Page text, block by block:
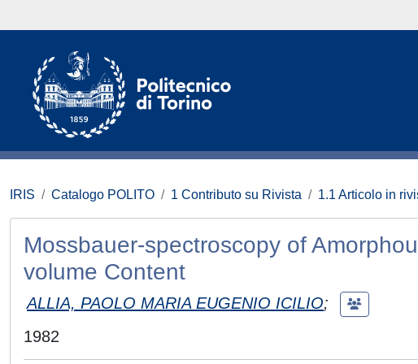
IRIS Catalogo POLITO 1 Contributo su Rivista 1.1 Articolo in
Mossbauer-spectroscopy of
volume Content
ALLIA, PAOLO MARIA EUGENIO ICILIO;
1982